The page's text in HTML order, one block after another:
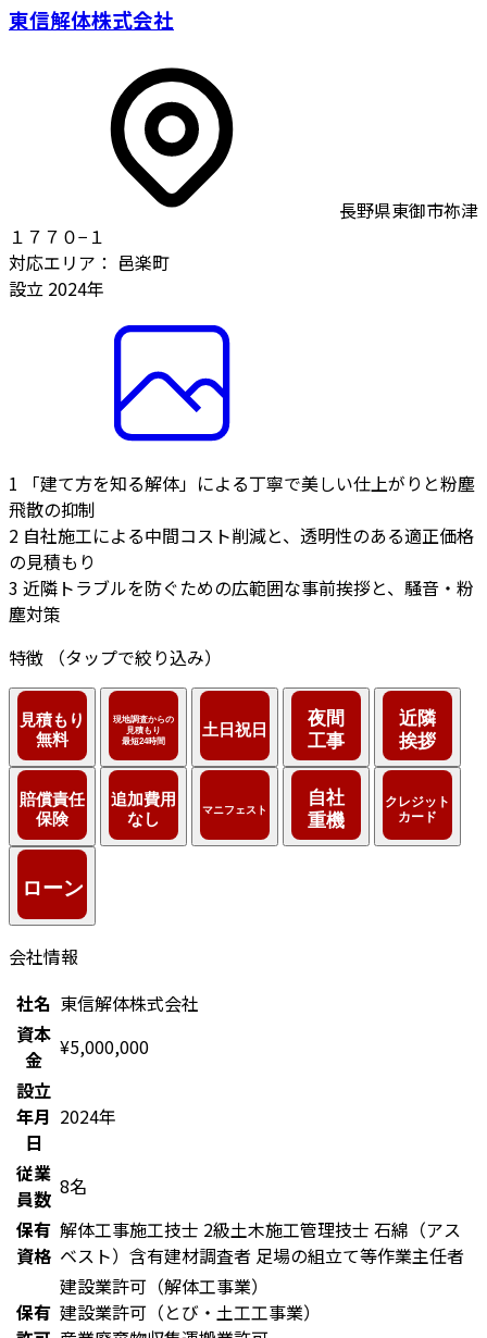
東信解体株式会社
長野県東御市祢津
１７７０−１
対応エリア： 邑楽町
設立 2024年
1
「建て方を知る解体」による丁寧で美しい仕上がりと粉塵
飛散の抑制
2 自社施工による中間コスト削減と、透明性のある適正価格
の見積もり
3 近隣トラブルを防ぐための広範囲な事前挨拶と、騒音・粉
塵対策
特徴
（タップで絞り込み）
会社情報
社名 東信解体株式会社
資本
金
¥5,000,000
設立
年月
日
2024年
従業
員数 8名
保有
資格
解体工事施工技士 2級土木施工管理技士 石綿（アス
ベスト）含有建材調査者 足場の組立て等作業主任者
保有
建設業許可（解体工事業）
建設業許可（とび・土工工事業）